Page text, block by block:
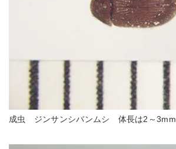
成虫 ジンサンシバンムシ 体長は2～3mm